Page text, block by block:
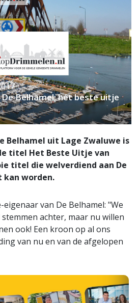
Belhamel; hét beste uitje
Belhamel uit Lage Zwaluwe is
titel Het Beste Uitje van
titel die welverdiend aan De
worden.
van De Belhamel: "We
achter, maar nu willen
ook! Een kroon op al ons
van nu en van de afgelopen